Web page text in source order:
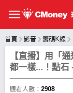
首頁 影音 籌碼K線
【直播】用「
都一樣...！點石
觀看人數： 2908